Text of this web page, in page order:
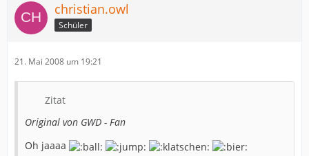
christian.owl
Schüler
21. Mai 2008 um 19:21
Zitat
Original von GWD - Fan
Oh jaaaa